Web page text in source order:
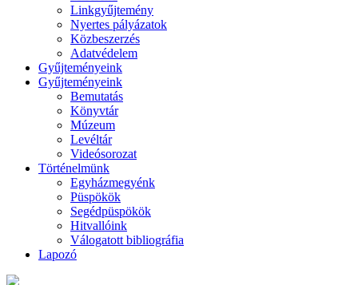
Linkgyűjtemény
Nyertes pályázatok
Közbeszerzés
Adatvédelem
Gyűjteményeink
Gyűjteményeink
Bemutatás
Könyvtár
Múzeum
Levéltár
Videósorozat
Történelmünk
Egyházmegyénk
Püspökök
Segédpüspökök
Hitvallóink
Válogatott bibliográfia
Lapozó